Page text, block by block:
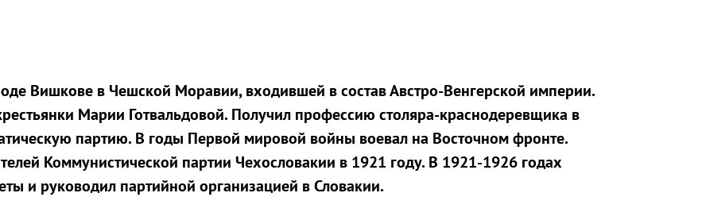
Вишкове в Чешской Моравии, входившей в состав Австро-Венгерской империи.
Марии Готвальдовой. Получил профессию столяра-краснодеревщика в
партию. В годы Первой мировой войны воевал на Восточном фронте.
Коммунистической партии Чехословакии в 1921 году. В 1921-1926 годах
и руководил партийной организацией в Словакии.